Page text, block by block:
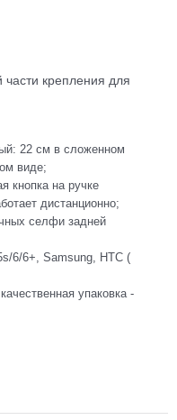
части крепления для
22 см в сложенном
виде;
кнопка на ручке
дистанционно;
селфи задней
6/6+, Samsung, HTC (
упаковка -